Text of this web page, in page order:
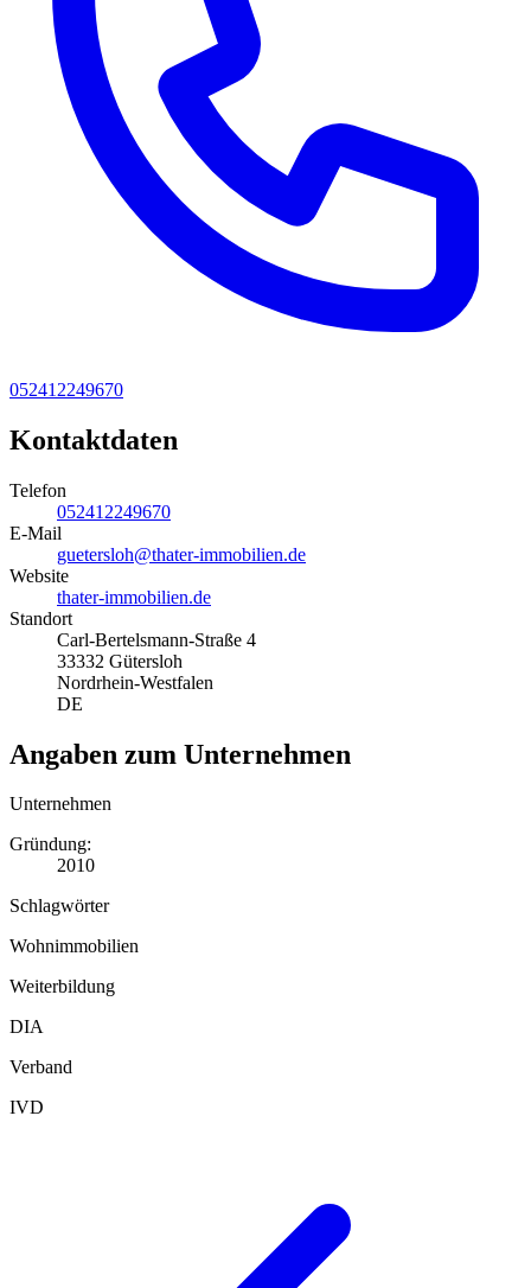
052412249670
Kontaktdaten
Telefon
052412249670
E-Mail
guetersloh@thater-immobilien.de
Website
thater-immobilien.de
Standort
Carl-Bertelsmann-Straße 4
33332 Gütersloh
Nordrhein-Westfalen
DE
Angaben zum Unternehmen
Unternehmen
Gründung:
2010
Schlagwörter
Wohnimmobilien
Weiterbildung
DIA
Verband
IVD